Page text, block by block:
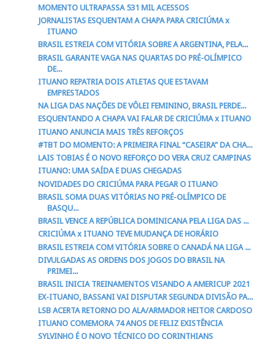
MOMENTO ULTRAPASSA 531 MIL ACESSOS
JORNALISTAS ESQUENTAM A CHAPA PARA CRICIÚMA x
ITUANO
BRASIL ESTREIA COM VITÓRIA SOBRE A ARGENTINA, PELA...
BRASIL GARANTE VAGA NAS QUARTAS DO PRÉ-OLÍMPICO
DE...
ITUANO REPATRIA DOIS ATLETAS QUE ESTAVAM
EMPRESTADOS
NA LIGA DAS NAÇÕES DE VÔLEI FEMININO, BRASIL PERDE...
ESQUENTANDO A CHAPA VAI FALAR DE CRICIÚMA x ITUANO
ITUANO ANUNCIA MAIS TRÊS REFORÇOS
#TBT DO MOMENTO: A PRIMEIRA FINAL “CASEIRA” DA CHA...
LAIS TOBIAS É O NOVO REFORÇO DO VERA CRUZ CAMPINAS
ITUANO: UMA SAÍDA E DUAS CHEGADAS
NOVIDADES DO CRICIÚMA PARA PEGAR O ITUANO
BRASIL SOMA DUAS VITÓRIAS NO PRÉ-OLÍMPICO DE
BASQU...
BRASIL VENCE A REPÚBLICA DOMINICANA PELA LIGA DAS ...
CRICIÚMA x ITUANO TEVE MUDANÇA DE HORÁRIO
BRASIL ESTREIA COM VITÓRIA SOBRE O CANADÁ NA LIGA ...
DIVULGADAS AS ORDENS DOS JOGOS DO BRASIL NA
PRIMEI...
BRASIL INICIA TREINAMENTOS VISANDO A AMERICUP 2021
EX-ITUANO, BASSANI VAI DISPUTAR SEGUNDA DIVISÃO PA...
LSB ACERTA RETORNO DO ALA/ARMADOR HEITOR CARDOSO
ITUANO COMEMORA 74 ANOS DE FELIZ EXISTÊNCIA
SYLVINHO É O NOVO TÉCNICO DO CORINTHIANS